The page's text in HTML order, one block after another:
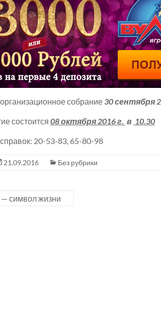
собрание30 сентября
состоится 08 октября 2016 г. в 10.30
20-53-83, 65-80-98
21.09.2016 Без рубрики
— символ жизни